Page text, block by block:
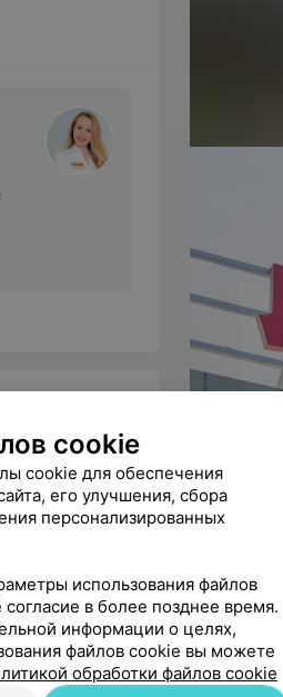
и
за про...
8 лет, на
cookie
cookie для обеспечения
его улучшения, сбора
персонализированных
использования файлов
в более позднее время.
информации о целях,
файлов cookie вы можете
обработки файлов cookie